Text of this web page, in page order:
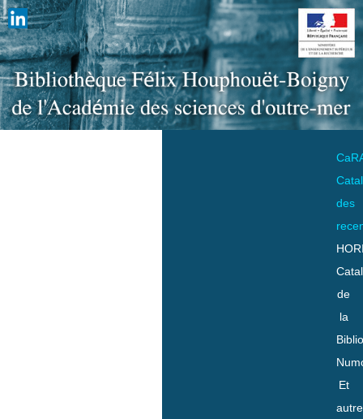
des
de
la
Et